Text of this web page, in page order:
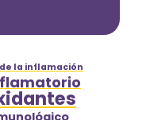
la inflamación